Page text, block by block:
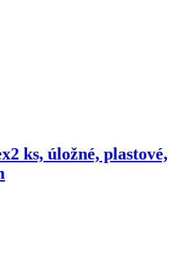
2 ks, úložné, plastové,